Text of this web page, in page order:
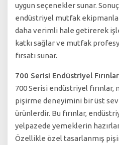
uygun seçenekler sunar.
endüstriyel mutfak
daha verimli hale getirerek
katkı sağlar ve mutfak
fırsatı sunar.
700 Serisi Endüstriyel
700 Serisi endüstriyel
pişirme deneyimini bir üst
ürünlerdir. Bu fırınlar,
yelpazede yemeklerin
Özellikle özel tasarlanmış